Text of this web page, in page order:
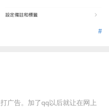
#
广告。加了qq以后就让在网上